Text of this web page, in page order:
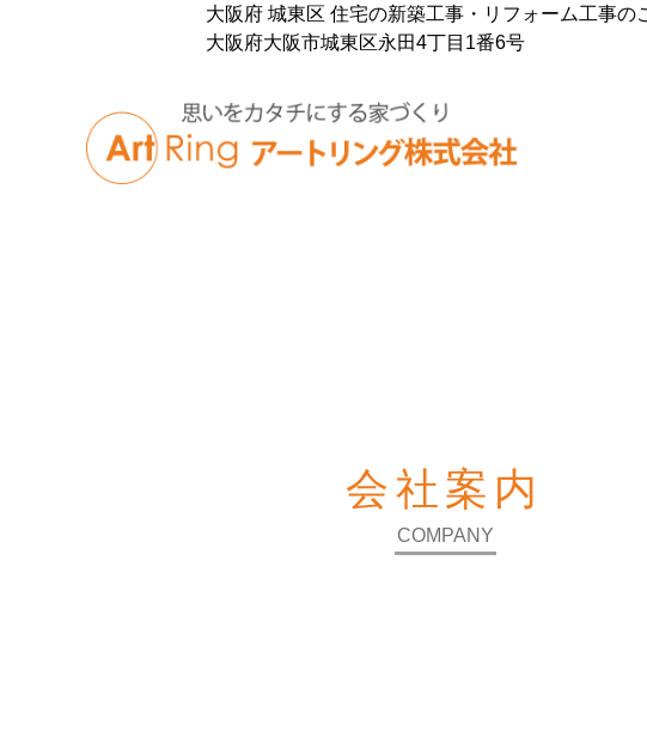
大阪府 城東区 住宅の新築工事・リフォーム工事の
大阪府大阪市城東区永田4丁目1番6号
会社案内
COMPANY